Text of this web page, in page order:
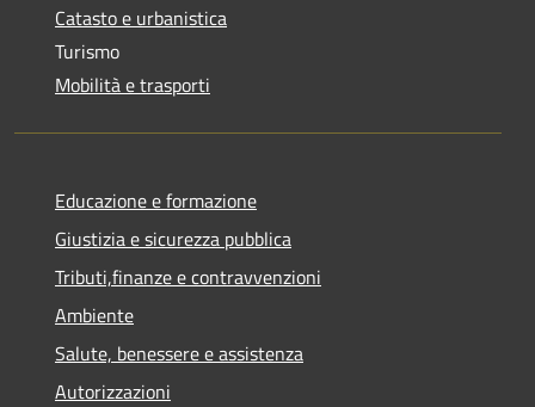
Catasto e urbanistica
Turismo
Mobilità e trasporti
Educazione e formazione
Giustizia e sicurezza pubblica
Tributi,finanze e contravvenzioni
Ambiente
Salute, benessere e assistenza
Autorizzazioni